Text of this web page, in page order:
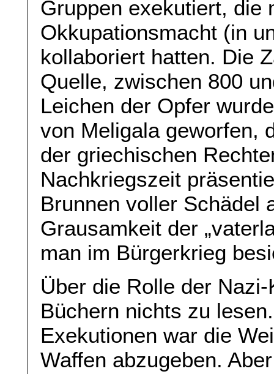
Gruppen exekutiert, die
Okkupationsmacht (in
kollaboriert hatten. Die
Quelle, zwischen 800
Leichen der Opfer
von Meligala geworfen,
der griechischen
Nachkriegszeit
Brunnen voller Schädel
Grausamkeit der
man im Bürgerkrieg
Über die Rolle der
Büchern nichts zu
Exekutionen war die
Waffen abzugeben.